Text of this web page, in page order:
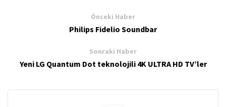
Önceki Haber
Philips Fidelio Soundbar
Sonraki Haber
Yeni LG Quantum Dot teknolojili 4K ULTRA HD TV’ler